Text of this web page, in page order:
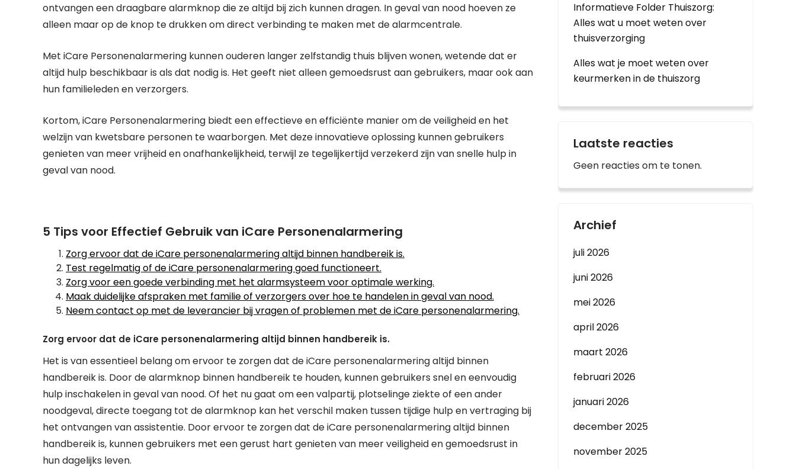
ontvangen een draagbare alarmknop die ze altijd bij zich kunnen dragen. In geval van nood hoeven ze
alleen maar op de knop te drukken om direct verbinding te maken met de alarmcentrale.
Met iCare Personenalarmering kunnen ouderen langer zelfstandig thuis blijven wonen, wetende dat er
altijd hulp beschikbaar is als dat nodig is. Het geeft niet alleen gemoedsrust aan gebruikers, maar ook aan
hun familieleden en verzorgers.
Kortom, iCare Personenalarmering biedt een effectieve en efficiënte manier om de veiligheid en het
welzijn van kwetsbare personen te waarborgen. Met deze innovatieve oplossing kunnen gebruikers
genieten van meer vrijheid en onafhankelijkheid, terwijl ze tegelijkertijd verzekerd zijn van snelle hulp in
geval van nood.
5 Tips voor Effectief Gebruik van iCare Personenalarmering
Zorg ervoor dat de iCare personenalarmering altijd binnen handbereik is.
Test regelmatig of de iCare personenalarmering goed functioneert.
Zorg voor een goede verbinding met het alarmsysteem voor optimale werking.
Maak duidelijke afspraken met familie of verzorgers over hoe te handelen in geval van nood.
Neem contact op met de leverancier bij vragen of problemen met de iCare personenalarmering.
Zorg ervoor dat de iCare personenalarmering altijd binnen handbereik is.
Het is van essentieel belang om ervoor te zorgen dat de iCare personenalarmering altijd binnen
handbereik is. Door de alarmknop binnen handbereik te houden, kunnen gebruikers snel en eenvoudig
hulp inschakelen in geval van nood. Of het nu gaat om een valpartij, plotselinge ziekte of een ander
noodgeval, directe toegang tot de alarmknop kan het verschil maken tussen tijdige hulp en vertraging bij
het ontvangen van assistentie. Door ervoor te zorgen dat de iCare personenalarmering altijd binnen
handbereik is, kunnen gebruikers met een gerust hart genieten van meer veiligheid en gemoedsrust in
hun dagelijks leven.
Informatieve Folder Thuiszorg:
Alles wat u moet weten over
thuisverzorging
Alles wat je moet weten over
keurmerken in de thuiszorg
Laatste reacties
Geen reacties om te tonen.
Archief
juli 2026
juni 2026
mei 2026
april 2026
maart 2026
februari 2026
januari 2026
december 2025
november 2025